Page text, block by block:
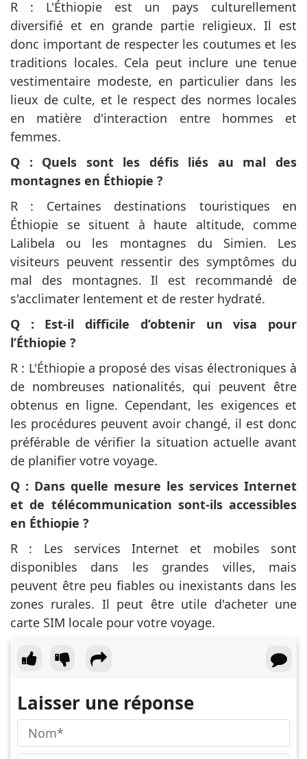
R : L'Éthiopie est un pays culturellement
diversifié et en grande partie religieux. Il est
donc important de respecter les coutumes et les
traditions locales. Cela peut inclure une tenue
vestimentaire modeste, en particulier dans les
lieux de culte, et le respect des normes locales
en matière d'interaction entre hommes et
femmes.
Q : Quels sont les défis liés au mal des
montagnes en Éthiopie ?
R : Certaines destinations touristiques en
Éthiopie se situent à haute altitude, comme
Lalibela ou les montagnes du Simien. Les
visiteurs peuvent ressentir des symptômes du
mal des montagnes. Il est recommandé de
s'acclimater lentement et de rester hydraté.
Q : Est-il difficile d’obtenir un visa pour
l’Éthiopie ?
R : L'Éthiopie a proposé des visas électroniques à
de nombreuses nationalités, qui peuvent être
obtenus en ligne. Cependant, les exigences et
les procédures peuvent avoir changé, il est donc
préférable de vérifier la situation actuelle avant
de planifier votre voyage.
Q : Dans quelle mesure les services Internet
et de télécommunication sont-ils accessibles
en Éthiopie ?
R : Les services Internet et mobiles sont
disponibles dans les grandes villes, mais
peuvent être peu fiables ou inexistants dans les
zones rurales. Il peut être utile d'acheter une
carte SIM locale pour votre voyage.
Laisser une réponse